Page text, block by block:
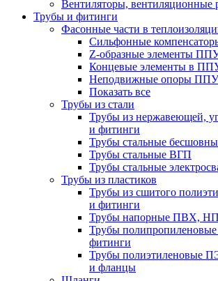
Вентиляторы, вентиляционные
Трубы и фитинги
Фасонные части в
Cильфонные
Z-образные элементы
Концевые элементы в
Неподвижные опоры ППУ
Показать все
Трубы из стали
Трубы из нержавеющей,
и фитинги
Трубы стальные
Трубы стальные ВГП
Трубы стальные
Трубы из пластиков
Трубы из сшитого
и фитинги
Трубы напорные ПВХ,
Трубы
фитинги
Трубы полиэтиленовые
и фланцы